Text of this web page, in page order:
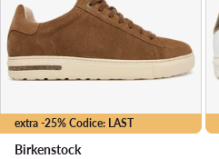
extra -25% Codice: LAST
Birkenstock